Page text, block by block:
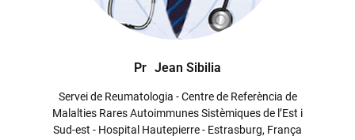
Pr Jean Sibilia
Servei de Reumatologia - Centre de Referència de
Malalties Rares Autoimmunes Sistèmiques de l’Est i
Sud-est - Hospital Hautepierre - Estrasburg, França